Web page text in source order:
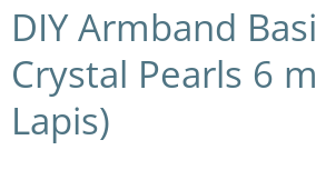
DIY Armband
Crystal Pearls 6
Lapis)